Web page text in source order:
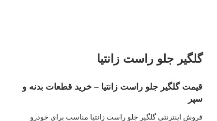
گلگیر جلو راست زانتیا
قیمت گلگیر جلو راست زانتیا – خرید قطعات بدنه و
سپر
فروش اینترنتی گلگیر جلو راست زانتیا مناسب برای خودرو